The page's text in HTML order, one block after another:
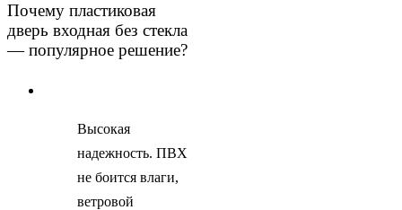
Почему пластиковая
дверь входная без стекла
— популярное решение?
Высокая
надежность. ПВХ
не боится влаги,
ветровой